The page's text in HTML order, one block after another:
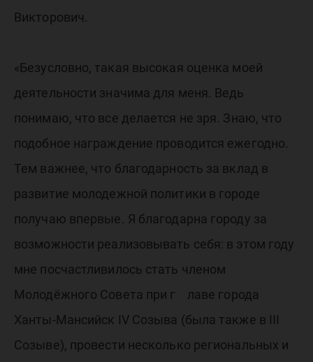
Викторович.
«Безусловно, такая высокая оценка моей
деятельности значима для меня. Ведь
понимаю, что все делается не зря. Знаю, что
подобное награждение проводится ежегодно.
Тем важнее, что благодарность за вклад в
развитие молодежной политики в городе
получаю впервые. Я благодарна городу за
возможности реализовывать себя: в этом году
мне посчастливилось стать членом
Молодёжного Совета при г лаве города
Ханты-Мансийск IV Созыва (была также в III
Созыве), провести несколько региональных и